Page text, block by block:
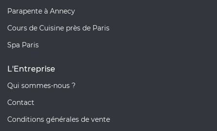
Parapente à Annecy
Cours de Cuisine près de Paris
Spa Paris
L'Entreprise
Qui sommes-nous ?
Contact
Conditions générales de vente